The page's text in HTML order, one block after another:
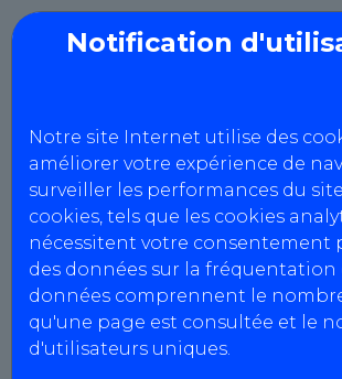
Notification
Notre site Internet utilise des
améliorer votre expérience de
surveiller les performances du
cookies, tels que les cookies
nécessitent votre consentement
des données sur la fréquentation
données comprennent le
qu'une page est consultée et le
d'utilisateurs uniques.
Cookies et
similaires
La politique d’utilisation
Qu’est-ce que les cookies et
? Lors de la consultation du